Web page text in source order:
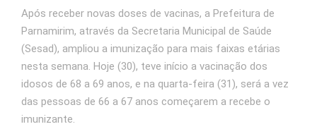
Após receber novas doses de vacinas, a Prefeitura de
Parnamirim, através da Secretaria Municipal de Saúde
(Sesad), ampliou a imunização para mais faixas etárias
nesta semana. Hoje (30), teve início a vacinação dos
idosos de 68 a 69 anos, e na quarta-feira (31), será a vez
das pessoas de 66 a 67 anos começarem a recebe o
imunizante.